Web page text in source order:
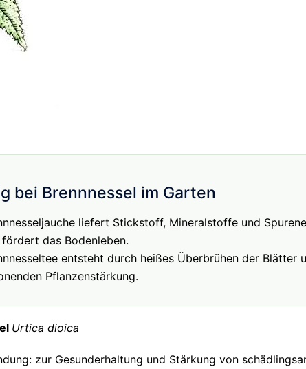
bei Brennnessel im Garten
liefert Stickstoff, Mineralstoffe und
fördert das Bodenleben.
entsteht durch heißes Überbrühen der Blätter
Pflanzenstärkung.
Urtica dioica
zur Gesunderhaltung und Stärkung von